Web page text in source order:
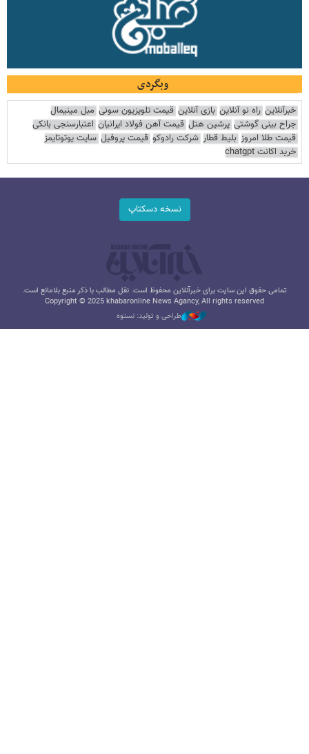
وبگردی
خبرآنلاین راه نو آنلاین بازی آنلاین قیمت تلویزیون سونی مبل مینیمال
جراح بینی گوشتی پرشین هتل قیمت آهن فولاد ایرانیان اعتبارسنجی بانکی
قیمت طلا امروز بلیط قطار شرکت رادوکو قیمت پروفیل سایت یوتوتایمز
خرید اکانت chatgpt
نسخه دسکتاپ
تمامی حقوق این سایت برای خبرآنلاین محفوظ است. نقل مطالب با ذکر منبع بلامانع است.
Copyright © 2025 khabaronline News Agancy, All rights reserved
طراحی و تولید: نستوه